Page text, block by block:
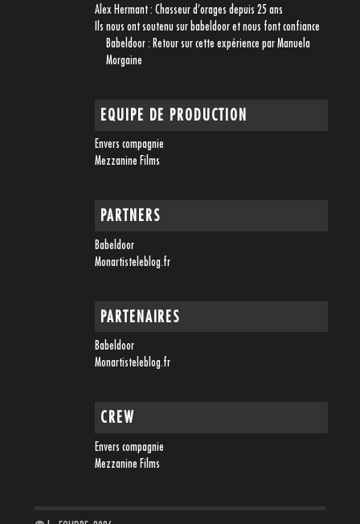
Alex Hermant : Chasseur d’orages depuis 25 ans
Ils nous ont soutenu sur babeldoor et nous font confiance
Babeldoor : Retour sur cette expérience par Manuela
Morgaine
EQUIPE DE PRODUCTION
Envers compagnie
Mezzanine Films
PARTNERS
Babeldoor
Monartisteleblog.fr
PARTENAIRES
Babeldoor
Monartisteleblog.fr
CREW
Envers compagnie
Mezzanine Films